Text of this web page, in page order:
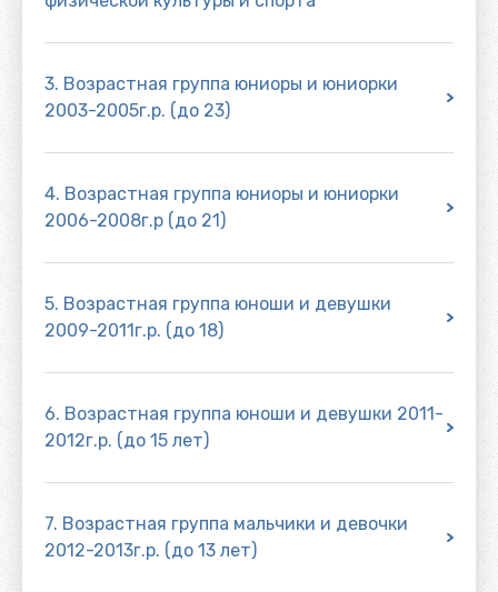
3. Возрастная группа юниоры и юниорки
2003-2005г.р. (до 23)
4. Возрастная группа юниоры и юниорки
2006-2008г.р (до 21)
5. Возрастная группа юноши и девушки
2009-2011г.р. (до 18)
6. Возрастная группа юноши и девушки 2011-
2012г.р. (до 15 лет)
7. Возрастная группа мальчики и девочки
2012-2013г.р. (до 13 лет)